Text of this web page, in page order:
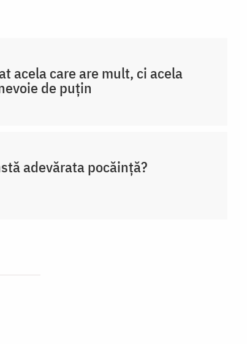
acela care are mult, ci acela
de puțin
adevărata pocăință?